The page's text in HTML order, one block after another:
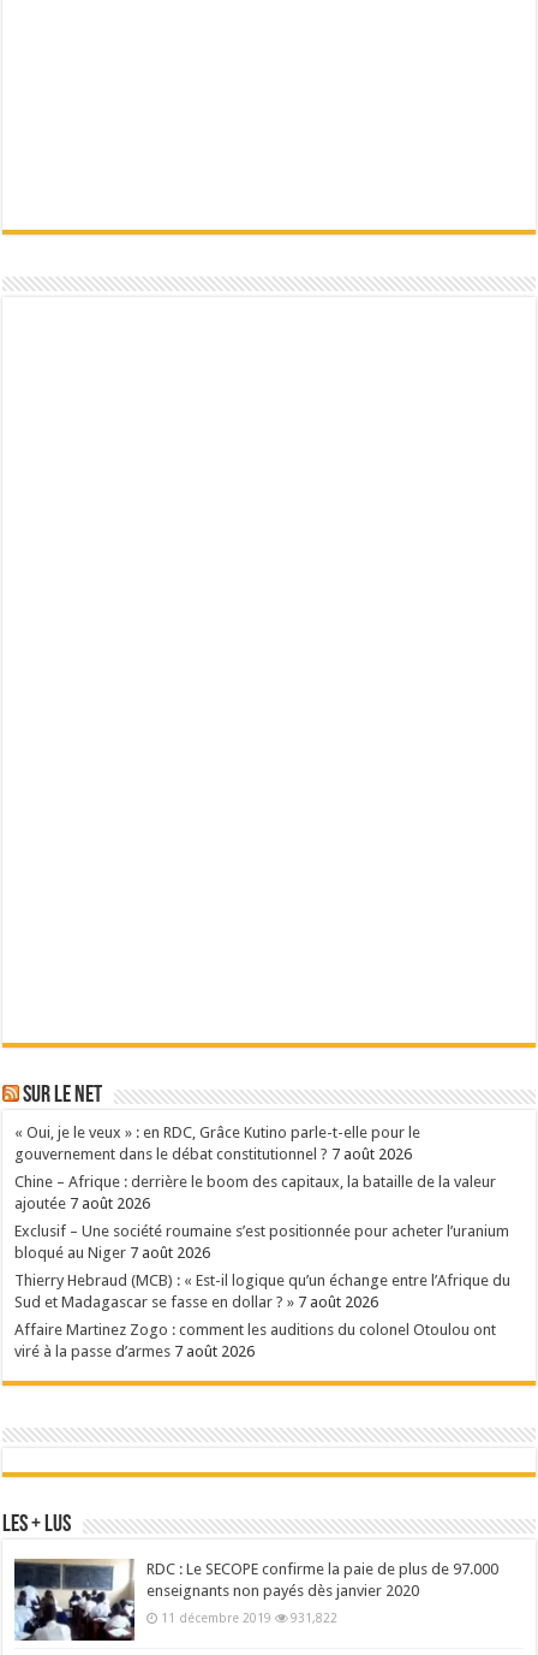
Sur le Net
« Oui, je le veux » : en RDC, Grâce Kutino parle-t-elle pour le
gouvernement dans le débat constitutionnel ? 7 août 2026
Chine – Afrique : derrière le boom des capitaux, la bataille de la valeur
ajoutée 7 août 2026
Exclusif – Une société roumaine s’est positionnée pour acheter l’uranium
bloqué au Niger 7 août 2026
Thierry Hebraud (MCB) : « Est-il logique qu’un échange entre l’Afrique du
Sud et Madagascar se fasse en dollar ? » 7 août 2026
Affaire Martinez Zogo : comment les auditions du colonel Otoulou ont
viré à la passe d’armes 7 août 2026
Les + Lus
RDC : Le SECOPE confirme la paie de plus de 97.000
enseignants non payés dès janvier 2020
11 décembre 2019 931,822